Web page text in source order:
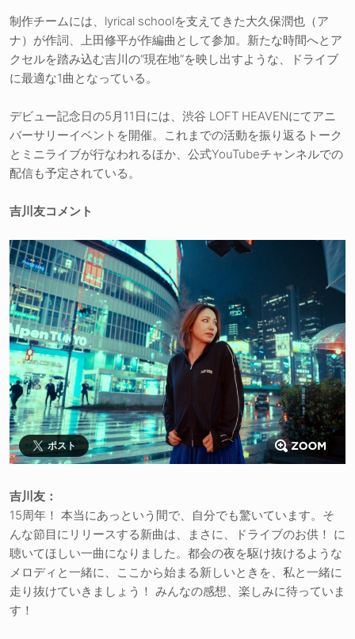
制作チームには、lyrical schoolを支えてきた大久保潤也（ア
ナ）が作詞、上田修平が作編曲として参加。新たな時間へとア
クセルを踏み込む吉川の“現在地”を映し出すような、ドライブ
に最適な1曲となっている。
デビュー記念日の5月11日には、渋谷 LOFT HEAVENにてアニ
バーサリーイベントを開催。これまでの活動を振り返るトーク
とミニライブが行なわれるほか、公式YouTubeチャンネルでの
配信も予定されている。
吉川友コメント
ポスト
吉川友：
15周年！ 本当にあっという間で、自分でも驚いています。そ
んな節目にリリースする新曲は、まさに、ドライブのお供！ に
聴いてほしい一曲になりました。都会の夜を駆け抜けるような
メロディと一緒に、ここから始まる新しいときを、私と一緒に
走り抜けていきましょう！ みんなの感想、楽しみに待っていま
す！